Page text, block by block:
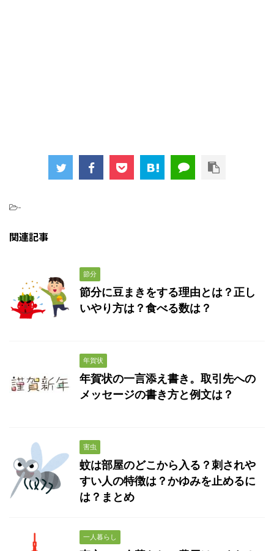
-
関連記事
節分
節分に豆まきをする理由とは？正し
いやり方は？食べる数は？
年賀状
年賀状の一言添え書き。取引先への
メッセージの書き方と例文は？
害虫
蚊は部屋のどこから入る？刺されや
すい人の特徴は？かゆみを止めるに
は？まとめ
一人暮らし